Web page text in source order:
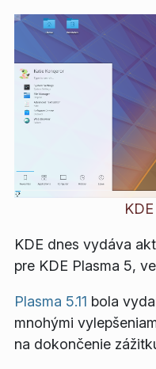
KDE dnes vydáva
pre KDE Plasma 5,
Plasma 5.11 bola
mnohými
na dokončenie